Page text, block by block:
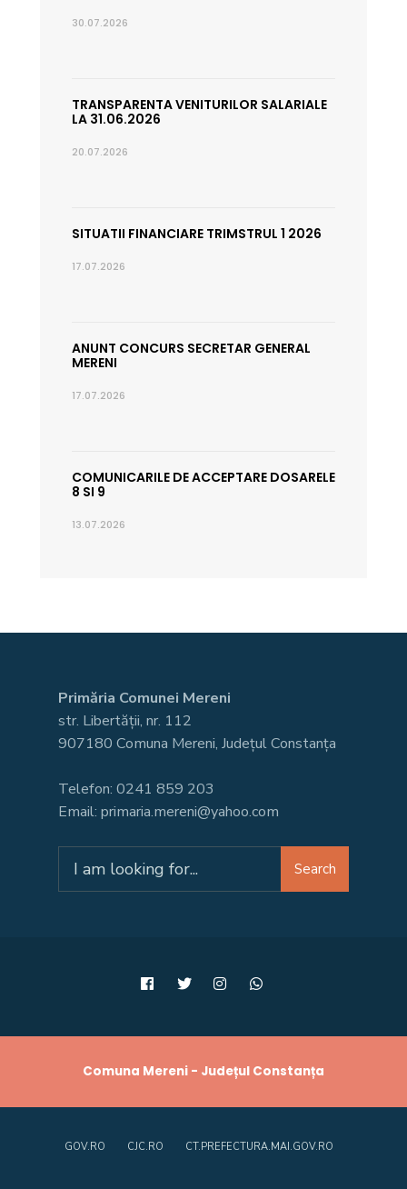
30.07.2026
TRANSPARENTA VENITURILOR SALARIALE
LA 31.06.2026
20.07.2026
SITUATII FINANCIARE TRIMSTRUL 1 2026
17.07.2026
ANUNT CONCURS SECRETAR GENERAL
MERENI
17.07.2026
COMUNICARILE DE ACCEPTARE DOSARELE
8 SI 9
13.07.2026
Primăria Comunei Mereni
str. Libertății, nr. 112
907180 Comuna Mereni, Județul Constanța
Telefon: 0241 859 203
Email: primaria.mereni@yahoo.com
for:
Search
Comuna Mereni - Județul Constanța
GOV.RO CJC.RO CT.PREFECTURA.MAI.GOV.RO